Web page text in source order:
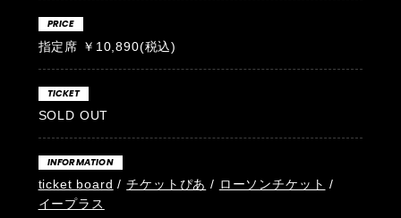
PRICE
指定席 ￥10,890(税込)
TICKET
SOLD OUT
INFORMATION
ticket board /チケットぴあ / ローソンチケット /
イープラス